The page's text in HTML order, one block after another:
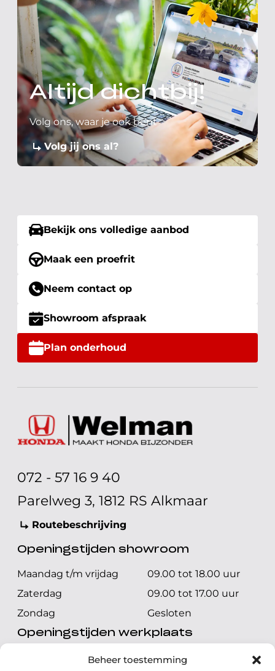
Beheer toestemming
Altijd dichtbij!
Volg ons, waar je ook bent
Volg jij ons al?
Bekijk ons volledige aanbod
Maak een proefrit
Neem contact op
Showroom afspraak
Plan onderhoud
072 - 57 16 9 40
Parelweg 3, 1812 RS Alkmaar
Routebeschrijving
Openingstijden showroom
Maandag t/m vrijdag
09.00 tot 18.00 uur
Zaterdag
09.00 tot 17.00 uur
Zondag
Gesloten
Openingstijden werkplaats
Maandag t/m vrijdag 08.00 tot 17.00 uur